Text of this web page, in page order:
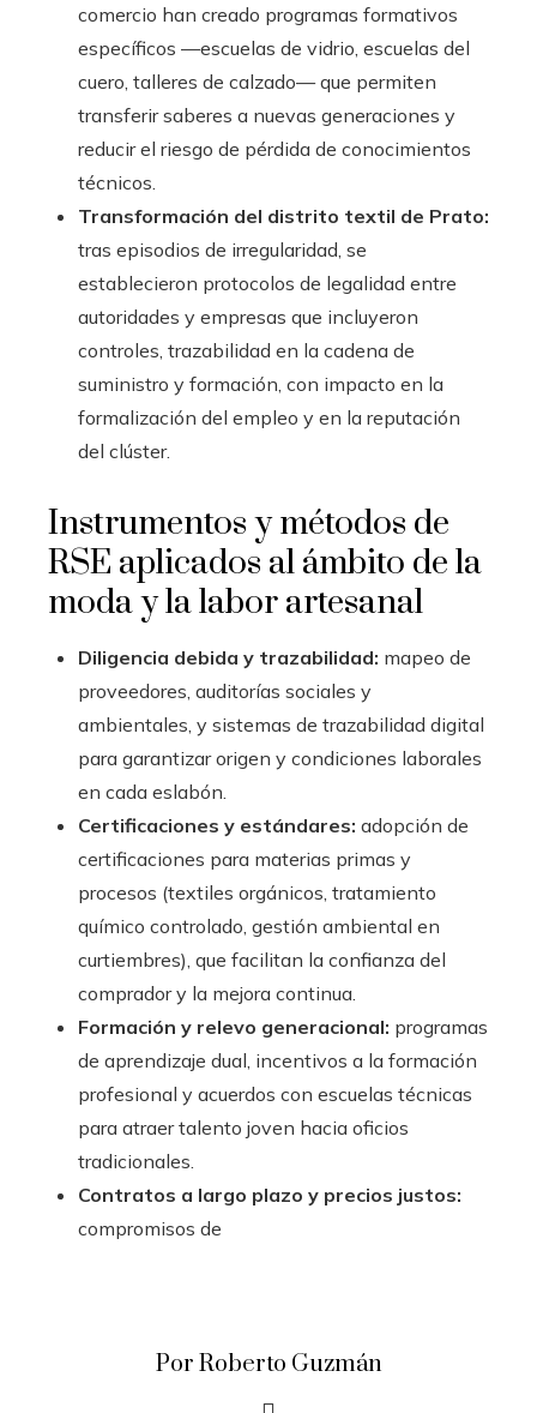
comercio han creado programas formativos
específicos —escuelas de vidrio, escuelas del
cuero, talleres de calzado— que permiten
transferir saberes a nuevas generaciones y
reducir el riesgo de pérdida de conocimientos
técnicos.
Transformación del distrito textil de Prato:
tras episodios de irregularidad, se
establecieron protocolos de legalidad entre
autoridades y empresas que incluyeron
controles, trazabilidad en la cadena de
suministro y formación, con impacto en la
formalización del empleo y en la reputación
del clúster.
Instrumentos y métodos de
RSE aplicados al ámbito de la
moda y la labor artesanal
Diligencia debida y trazabilidad: mapeo de
proveedores, auditorías sociales y
ambientales, y sistemas de trazabilidad digital
para garantizar origen y condiciones laborales
en cada eslabón.
Certificaciones y estándares: adopción de
certificaciones para materias primas y
procesos (textiles orgánicos, tratamiento
químico controlado, gestión ambiental en
curtiembres), que facilitan la confianza del
comprador y la mejora continua.
Formación y relevo generacional: programas
de aprendizaje dual, incentivos a la formación
profesional y acuerdos con escuelas técnicas
para atraer talento joven hacia oficios
tradicionales.
Contratos a largo plazo y precios justos:
compromisos de
Por Roberto Guzmán